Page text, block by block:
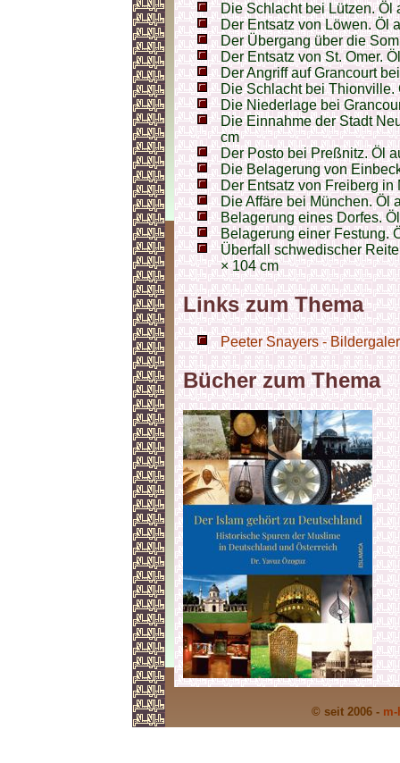
Die Schlacht bei Lützen. Öl
Der Entsatz von Löwen. Öl
Der Übergang über die
Der Entsatz von St. Omer.
Der Angriff auf Grancourt
Die Schlacht bei Thionville.
Die Niederlage bei
Die Einnahme der Stadt
cm
Der Posto bei Preßnitz. Öl
Die Belagerung von
Der Entsatz von Freiberg
Die Affäre bei München. Öl
Belagerung eines Dorfes.
Belagerung einer Festung.
Überfall schwedischer
× 104 cm
Links zum Thema
Peeter Snayers -
Bücher zum Thema
© seit 2006 -